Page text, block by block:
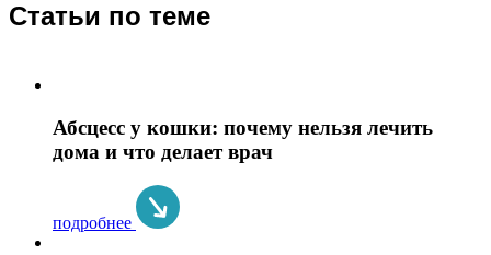
Статьи по теме
Абсцесс у кошки: почему нельзя лечить
дома и что делает врач
подробнее